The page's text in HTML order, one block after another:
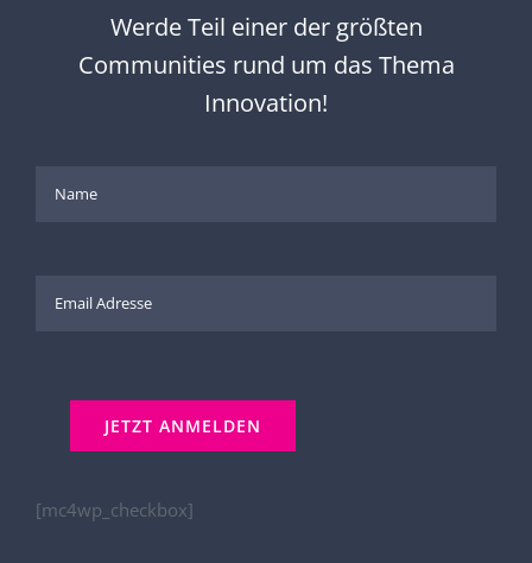
Werde Teil einer der größten
Communities rund um das Thema
Innovation!
[mc4wp_checkbox]